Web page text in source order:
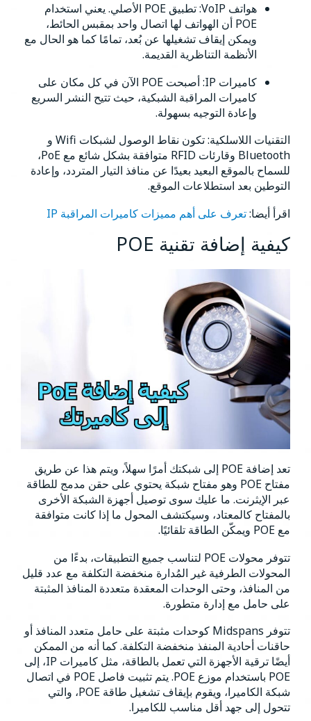
هواتف VoIP: تطبيق POE الأصلي. يعني استخدام
POE أن الهواتف لها اتصال واحد بمقبس الحائط،
ويمكن إيقاف تشغيلها عن بُعد، تمامًا كما هو الحال مع
الأنظمة التناظرية القديمة.
كاميرات IP: أصبحت POE الآن في كل مكان على
كاميرات المراقبة الشبكية، حيث تتيح النشر السريع
وإعادة التوجيه بسهولة.
التقنيات اللاسلكية: تكون نقاط الوصول لشبكات Wifi و
Bluetooth وقارئات RFID متوافقة بشكل شائع مع PoE،
للسماح بالموقع البعيد بعيدًا عن منافذ التيار المتردد، وإعادة
التوطين بعد استطلاعات الموقع.
اقرأ أيضا:تعرف على أهم مميزات كاميرات المراقبة IP
كيفية إضافة تقنية POE
تعد إضافة POE إلى شبكتك أمرًا سهلاً، ويتم هذا عن طريق
مفتاح POE وهو مفتاح شبكة يحتوي على حقن مدمج للطاقة
عبر الإيثرنت. ما عليك سوى توصيل أجهزة الشبكة الأخرى
بالمفتاح كالمعتاد، وسيكتشف المحول ما إذا كانت متوافقة
مع POE ويمكّن الطاقة تلقائيًا.
تتوفر محولات POE لتناسب جميع التطبيقات، بدءًا من
المحولات الطرفية غير المُدارة منخفضة التكلفة مع عدد قليل
من المنافذ، وحتى الوحدات المعقدة متعددة المنافذ المثبتة
على حامل مع إدارة متطورة.
تتوفر Midspans كوحدات مثبتة على حامل متعدد المنافذ أو
حاقنات أحادية المنفذ منخفضة التكلفة. كما أنه من الممكن
أيضًا ترقية الأجهزة التي تعمل بالطاقة، مثل كاميرات IP، إلى
POE باستخدام موزع POE. يتم تثبيت فاصل POE في اتصال
شبكة الكاميرا، ويقوم بإيقاف تشغيل طاقة POE، والتي
تتحول إلى جهد أقل مناسب للكاميرا.